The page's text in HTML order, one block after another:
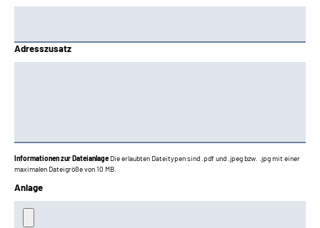
Adresszusatz
Informationen zur Dateianlage Die erlaubten Dateitypen sind .pdf und .jpeg bzw. .jpg mit einer
maximalen Dateigröße von 10 MB.
Anlage